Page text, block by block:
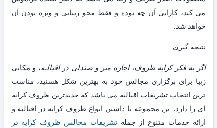
می کند، کارایی آن چه بوده و فقط محو زیبایی و ویژه بودن آن
خواهد شد.
نتیجه گیری
اگر به فکر کرایه ظروف، اجاره میز و صندلی در اقبالیه، و مکانی
زیبا برای برگزاری مجالس خود به بهترین شکل هستید، مناسب
ترین انتخاب تشریفات اقبالیه می باشد که جدیدترین ظروف کرایه
ای را دارد. این مجموعه با داشتن انواع ظروف کرایه در اقبالیه و
ارائه خدمات متنوع از جمله تشریفات مجالس ظروف کرایه در